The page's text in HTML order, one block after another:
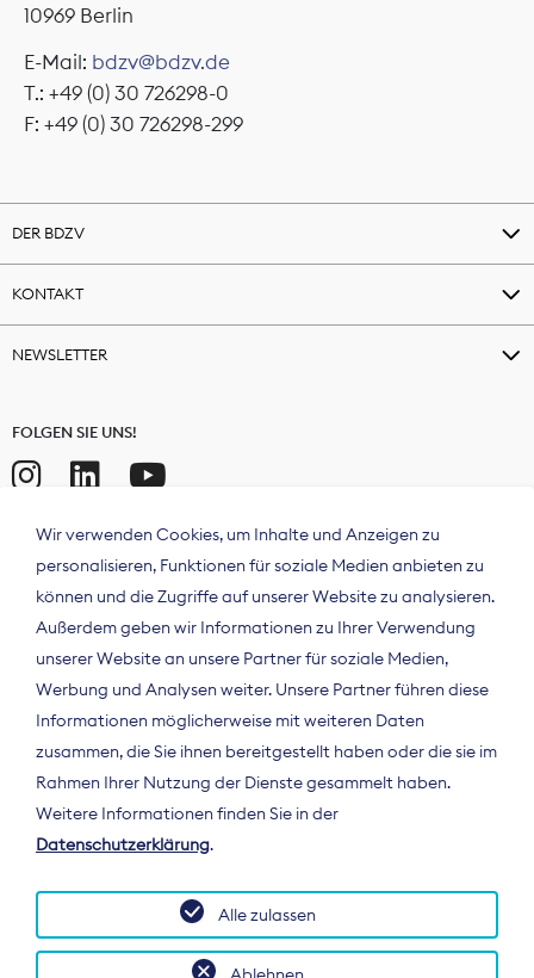
10969 Berlin
E-Mail: bdzv@bdzv.de
T.: +49 (0) 30 726298-0
F: +49 (0) 30 726298-299
DER BDZV
KONTAKT
NEWSLETTER
FOLGEN SIE UNS!
Der Bundesverband Digitalpublisher und
Zeitungsverleger (BDZV) vertritt als
Spitzenorganisation die Interessen der
Deutschland und auf EU-Ebene.
Wir verwenden Cookies, um Inhalte und Anzeigen zu
personalisieren, Funktionen für soziale Medien anbieten zu
können und die Zugriffe auf unserer Website zu analysieren.
Außerdem geben wir Informationen zu Ihrer Verwendung
unserer Website an unsere Partner für soziale Medien,
Werbung und Analysen weiter. Unsere Partner führen diese
Informationen möglicherweise mit weiteren Daten
zusammen, die Sie ihnen bereitgestellt haben oder die sie im
Rahmen Ihrer Nutzung der Dienste gesammelt haben.
Weitere Informationen finden Sie in der
Datenschutzerklärung.
Alle zulassen